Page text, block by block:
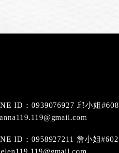
ID：0939076927 邱小姐#608
ID：0958927211 詹小姐#602